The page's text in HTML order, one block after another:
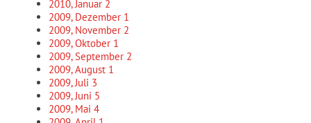
2010, Januar 2
2009, Dezember 1
2009, November 2
2009, Oktober 1
2009, September 2
2009, August 1
2009, Juli 3
2009, Juni 5
2009, Mai 4